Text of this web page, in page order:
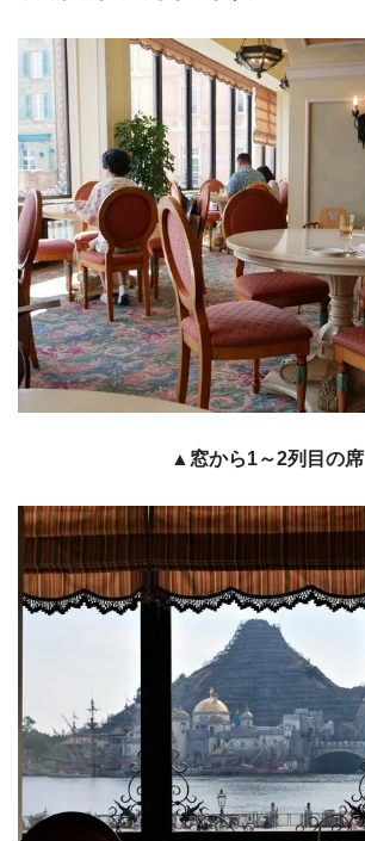
▲窓から1～2列目の席